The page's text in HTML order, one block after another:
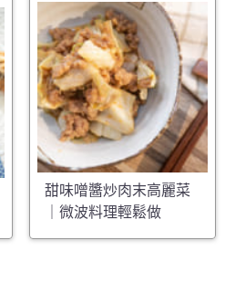
甜味噌醬炒肉末高麗菜
｜微波料理輕鬆做